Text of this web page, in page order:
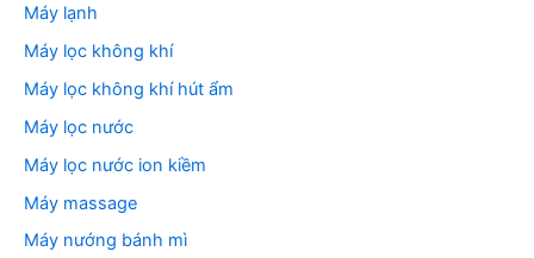
Máy lạnh
Máy lọc không khí
Máy lọc không khí hút ẩm
Máy lọc nước
Máy lọc nước ion kiềm
Máy massage
Máy nướng bánh mì